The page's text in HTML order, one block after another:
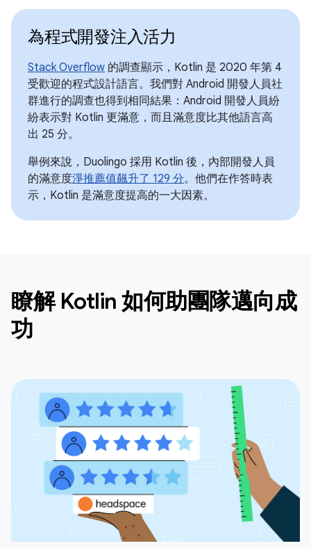
為程式開發注入活力
Stack Overflow 的調查顯示，Kotlin 是 2020 年第 4
受歡迎的程式設計語言。我們對 Android 開發人員社
群進行的調查也得到相同結果：Android 開發人員紛
紛表示對 Kotlin 更滿意，而且滿意度比其他語言高
出 25 分。
舉例來說，Duolingo 採用 Kotlin 後，內部開發人員
的滿意度淨推薦值飆升了 129 分。他們在作答時表
示，Kotlin 是滿意度提高的一大因素。
瞭解 Kotlin 如何助團隊邁向成
功